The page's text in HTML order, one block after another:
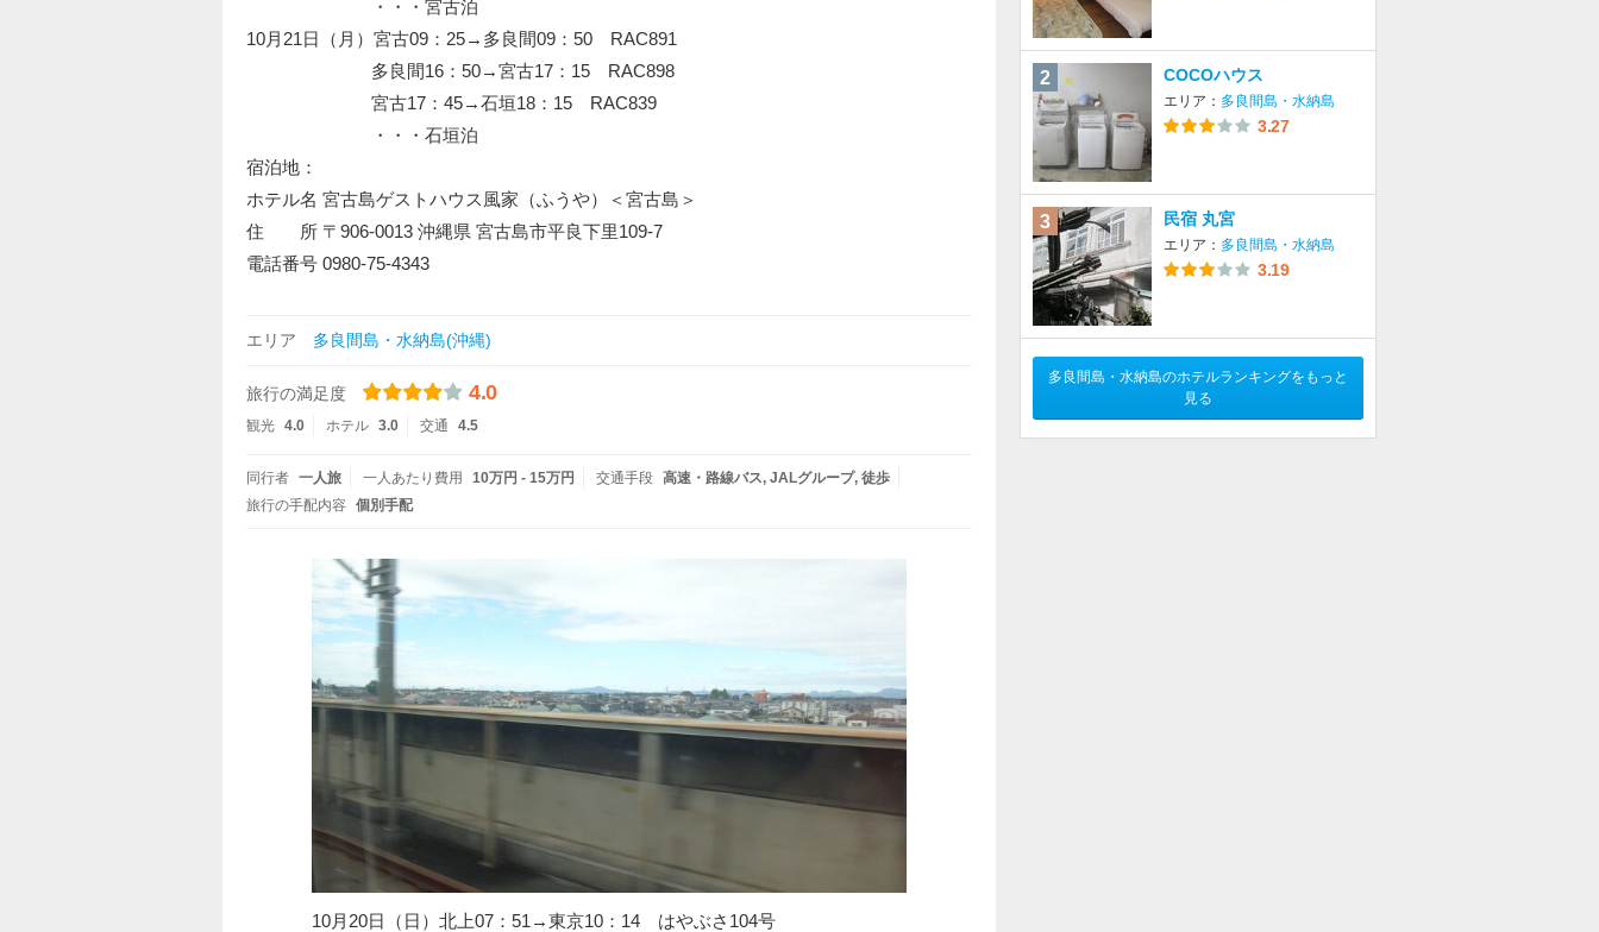
・・・宮古泊
10月21日（月）宮古09：25→多良間09：50 RAC891
多良間16：50→宮古17：15 RAC898
宮古17：45→石垣18：15 RAC839
・・・石垣泊
宿泊地：
ホテル名 宮古島ゲストハウス風家（ふうや）＜宮古島＞
住 所 〒906-0013 沖縄県 宮古島市平良下里109-7
電話番号 0980-75-4343
エリア 多良間島・水納島(沖縄)
旅行の満足度 4.0
観光 4.0 ホテル 3.0 交通 4.5
同行者 一人旅 一人あたり費用 10万円 - 15万円 交通手段 高速・路線バス JALグループ 徒歩
旅行の手配内容
個別手配
10月20日（日）北上07：51→東京10：14 はやぶさ104号
2 COCOハウス
エリア： 多良間島・水納島
3.27
3 民宿 丸宮
エリア： 多良間島・水納島
3.19
多良間島・水納島のホテルランキングをもっと
見る